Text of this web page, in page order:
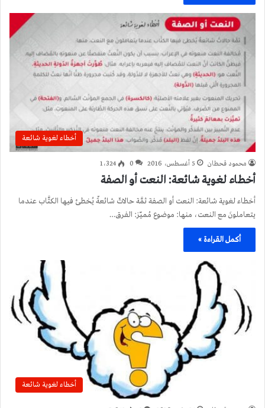
أخطاء لغوية شائعة
محمود قحطان 5 أغسطس، 2016 0 1٬324
أخطاء لغوية شائعة: النعت أو الصفة
أخطاء لغوية شائعة: النعت أو الصفة ثمَّة حالاتٌ شائعةٌ يُخطئ فيها الكتَّاب عندما
يتعاملونَ مع النعت، منها: موضوع مُميّز: الفرق…
أكمل القراءة »
أخطاء لغوية شائعة